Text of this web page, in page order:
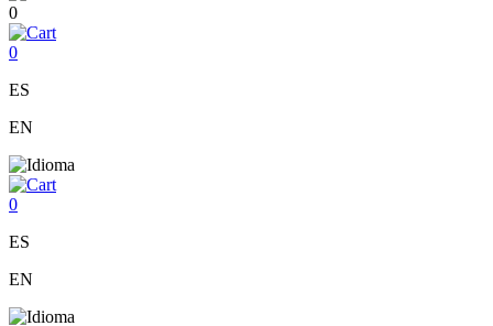
0
0
ES
EN
0
ES
EN